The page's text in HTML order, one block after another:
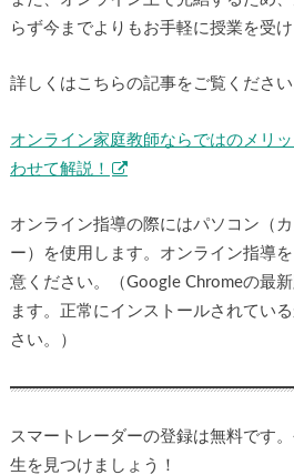
らず今までよりもお手軽に授業を受
詳しくはこちらの記事をご覧ください
オンライン家庭教師ならではのメリ
わせて解説！
オンライン指導の際にはパソコン（
ー）を使用します。オンライン指導
意ください。（Google Chromeの最
ます。正常にインストールされてい
さい。）
スマートレーダーの登録は無料です
生を見つけましょう！